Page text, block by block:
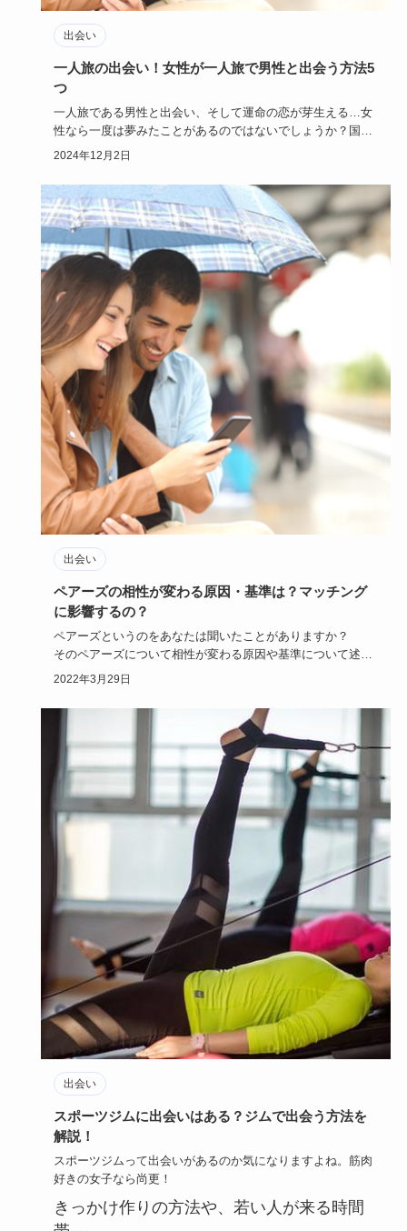
出会い
一人旅の出会い！女性が一人旅で男性と出会う方法5
つ
一人旅である男性と出会い、そして運命の恋が芽生える…女
性なら一度は夢みたことがあるのではないでしょうか？国内
も海外も、女性…
2024年12月2日
出会い
ペアーズの相性が変わる原因・基準は？マッチング
に影響するの？
ペアーズというのをあなたは聞いたことがありますか？
そのペアーズについて相性が変わる原因や基準について述べ
ていますよ。
2022年3月29日
出会い
スポーツジムに出会いはある？ジムで出会う方法を
解説！
スポーツジムって出会いがあるのか気になりますよね。筋肉
好きの女子なら尚更！
きっかけ作りの方法や、若い人が来る時間